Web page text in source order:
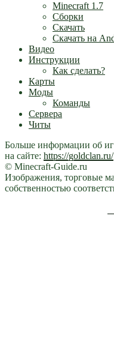
Minecraft 1.7
Сборки
Скачать
Скачать на
Видео
Инструкции
Как сделать?
Карты
Моды
Команды
Сервера
Читы
Больше информации об
на сайте: https://goldclan.ru/
© Minecraft-Guide.ru
Изображения, торговые
собственностью